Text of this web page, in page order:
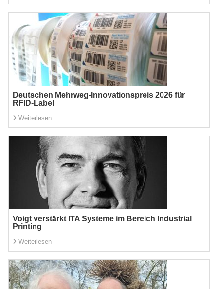
Deutschen Mehrweg-Innovationspreis 2026 für
RFID-Label
Weiterlesen
Voigt verstärkt ITA Systeme im Bereich Industrial
Printing
Weiterlesen